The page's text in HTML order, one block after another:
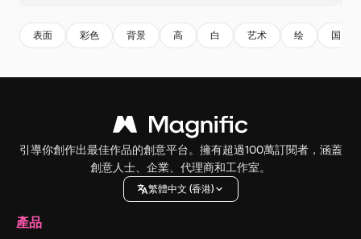
表面 彩色 背景 高 白 艺术 绘 国内
引導你創作出最佳作品的創意平台。擁有超過100萬訂閱者，涵蓋
創意人士、企業、代理商和工作室。
繁體中文 (香港)
產品